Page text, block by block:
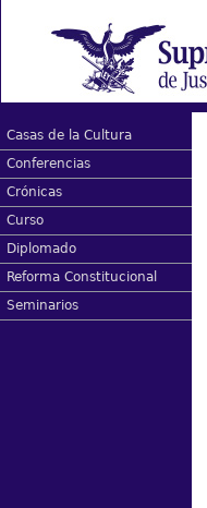
Casas de la Cultura
Conferencias
Crónicas
Curso
Diplomado
Reforma Constitucional
Seminarios